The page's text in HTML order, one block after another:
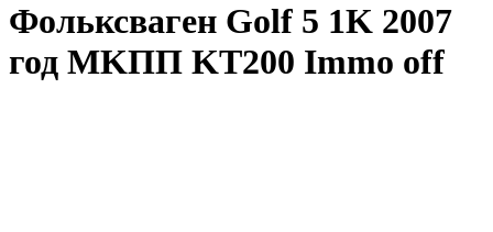
Фольксваген Golf 5 1K 2007
год MKПП KT200 Immo off